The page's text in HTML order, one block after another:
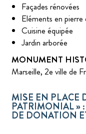
Façades rénovées
Eléments en pierre
Cuisine équipée
Jardin arborée
MONUMENT
Marseille, 2e ville de
MISE EN PLACE
PATRIMONIAL »
DE DONATION